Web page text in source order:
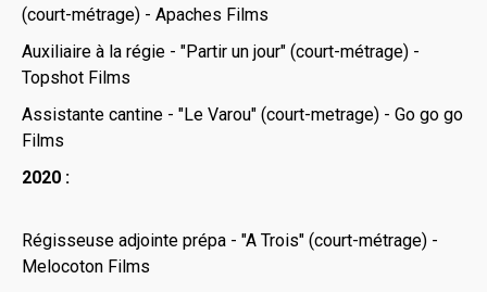
(court-métrage) - Apaches Films
Auxiliaire à la régie - "Partir un jour" (court-métrage) -
Topshot Films
Assistante cantine - "Le Varou" (court-metrage) - Go go go
Films
2020 :
Régisseuse adjointe prépa - "A Trois" (court-métrage) -
Melocoton Films